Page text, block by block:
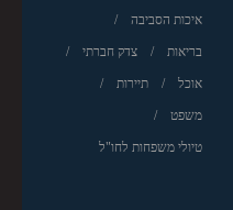
איכות הסביבה
בריאות צדק חברתי
אוכל תיירות
משפט
טיולי משפחות לחו"ל